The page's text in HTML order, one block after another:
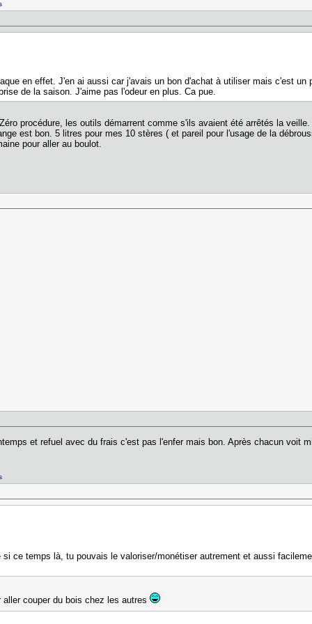
en effet. J'en ai aussi car j'avais un bon d'achat à utiliser mais c'est
de la saison. J'aime pas l'odeur en plus. Ca pue.
procédure, les outils démarrent comme s'ils avaient été arrêtés la
est bon. 5 litres pour mes 10 stères ( et pareil pour l'usage de la
pour aller au boulot.
et refuel avec du frais c'est pas l'enfer mais bon. Après chacun voit
ce temps là, tu pouvais le valoriser/monétiser autrement et aussi
couper du bois chez les autres